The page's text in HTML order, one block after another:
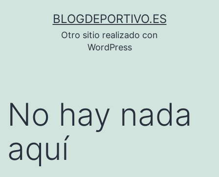
BLOGDEPORTIVO.ES
Otro sitio realizado con
WordPress
No hay nada
aquí